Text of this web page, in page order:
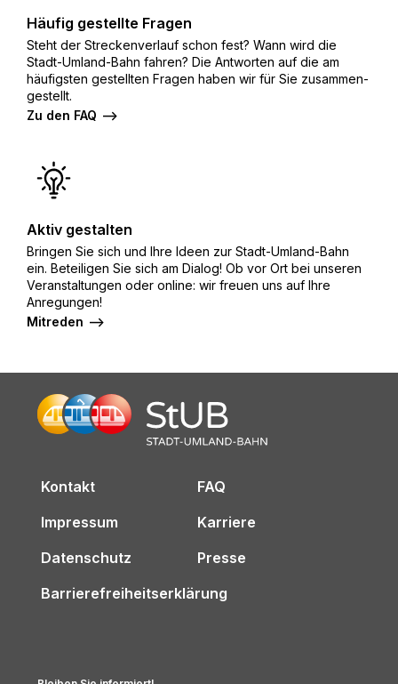
Häufig gestellte Fragen
Steht der Streckenverlauf schon fest? Wann wird die
Stadt-Umland-Bahn fahren? Die Antworten auf die am
häufigsten gestellten Fragen haben wir für Sie zusammen­
gestellt.
Zu den FAQ
Aktiv gestalten
Bringen Sie sich und Ihre Ideen zur Stadt-Umland-Bahn
ein. Beteiligen Sie sich am Dialog! Ob vor Ort bei unseren
Veranstaltungen oder online: wir freuen uns auf Ihre
Anregungen!
Mitreden
Kontakt
FAQ
Impressum
Karriere
Datenschutz
Presse
Barrierefreiheitserklärung